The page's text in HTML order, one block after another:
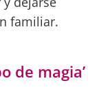
familiar.
de magia’